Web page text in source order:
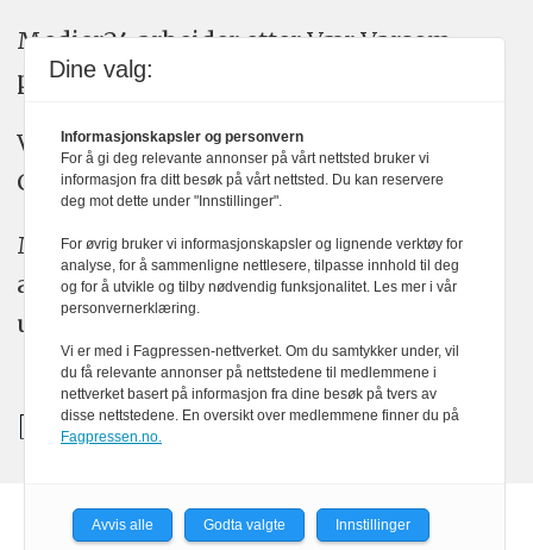
Medier24 arbeider etter Vær Varsom-
plakatens regler for god presseskikk.
Vi bruker KI-verktøy som ChatGPT,
Claude, og Gemini i journalistikken vår.
Medier24s redaksjon har alltid det fulle
ansvar for publisert innhold, med eller
uten bruk av kunstig intelligens.
Dine valg:
Informasjonskapsler og personvern
For å gi deg relevante annonser på vårt nettsted bruker vi
informasjon fra ditt besøk på vårt nettsted. Du kan reservere
deg mot dette under "Innstillinger".
For øvrig bruker vi informasjonskapsler og lignende verktøy for
analyse, for å sammenligne nettlesere, tilpasse innhold til deg
og for å utvikle og tilby nødvendig funksjonalitet. Les mer i vår
personvernerklæring.
Vi er med i Fagpressen-nettverket. Om du samtykker under, vil
du få relevante annonser på nettstedene til medlemmene i
nettverket basert på informasjon fra dine besøk på tvers av
disse nettstedene. En oversikt over medlemmene finner du på
Fagpressen.no.
Avvis alle Godta valgte Innstillinger